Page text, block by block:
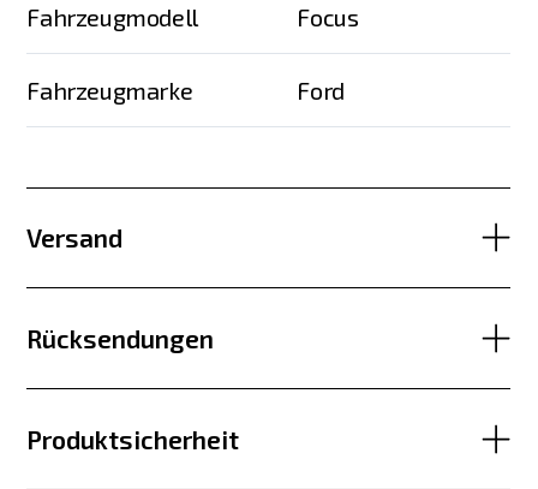
Fahrzeugmodell Focus
Fahrzeugmarke Ford
Versand
Rücksendungen
Produktsicherheit